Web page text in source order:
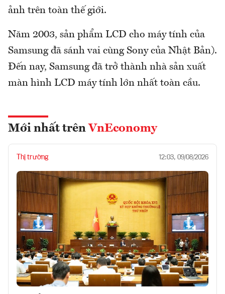
ảnh trên toàn thế giới.
Năm 2003, sản phẩm LCD cho máy tính của
Samsung đã sánh vai cùng Sony của Nhật Bản).
Ðến nay, Samsung đã trở thành nhà sản xuất
màn hình LCD máy tính lớn nhất toàn cầu.
Mới nhất trên VnEconomy
Thị trường 12:03, 09/08/2026